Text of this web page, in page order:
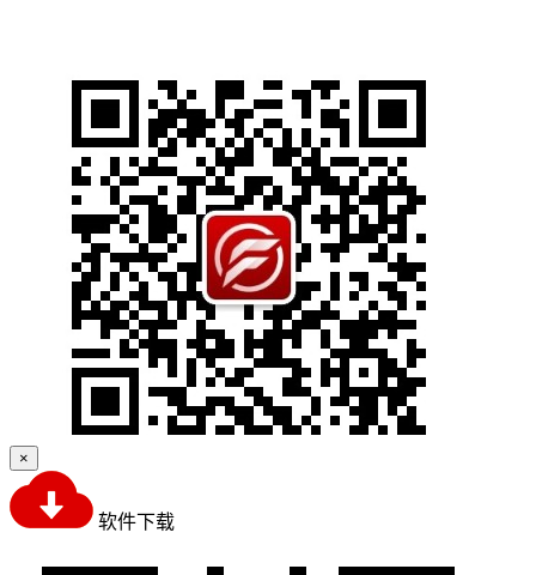
×
软件下载